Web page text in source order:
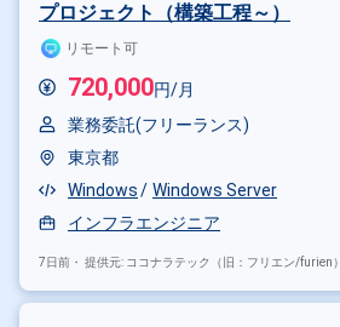
プロジェクト（構築工程～）
リモート可
720,000円/月
業務委託(フリーランス)
東京都
Windows
Windows Server
インフラエンジニア
7日前・ 提供元: ココナラテック（旧：フリエン/furien）